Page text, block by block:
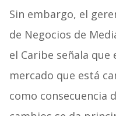
Sin embargo, el
de Negocios de
el Caribe señala
mercado que está
como consecuencia